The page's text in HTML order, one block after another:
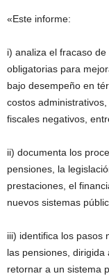
«Este informe:
i) analiza el fracaso
obligatorias para
bajo desempeño en
costos
fiscales negativos,
ii) documenta los
pensiones, la
prestaciones, el
nuevos sistemas
iii) identifica los pasos
las pensiones,
retornar a un sistema